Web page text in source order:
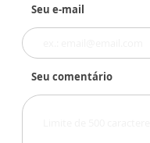
Seu e-mail
Seu comentário